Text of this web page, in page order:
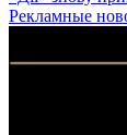
Рекламные